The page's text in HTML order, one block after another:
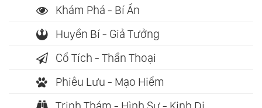
Khám Phá - Bí Ẩn
Huyền Bí - Giả Tưởng
Cổ Tích - Thần Thoại
Phiêu Lưu - Mạo Hiểm